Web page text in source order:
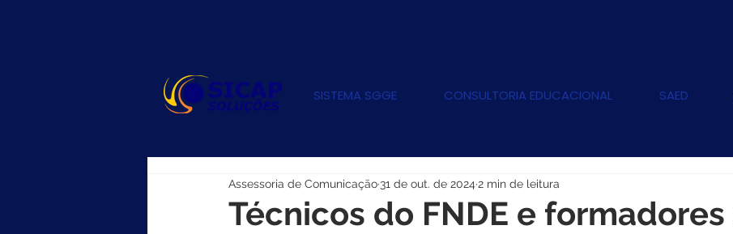
SISTEMA SGGE CONSULTORIA EDUCACIONAL SAED
Técnicos do FNDE e
Assessoria de Comunicação 31 de out. de 2024 2 min de leitura